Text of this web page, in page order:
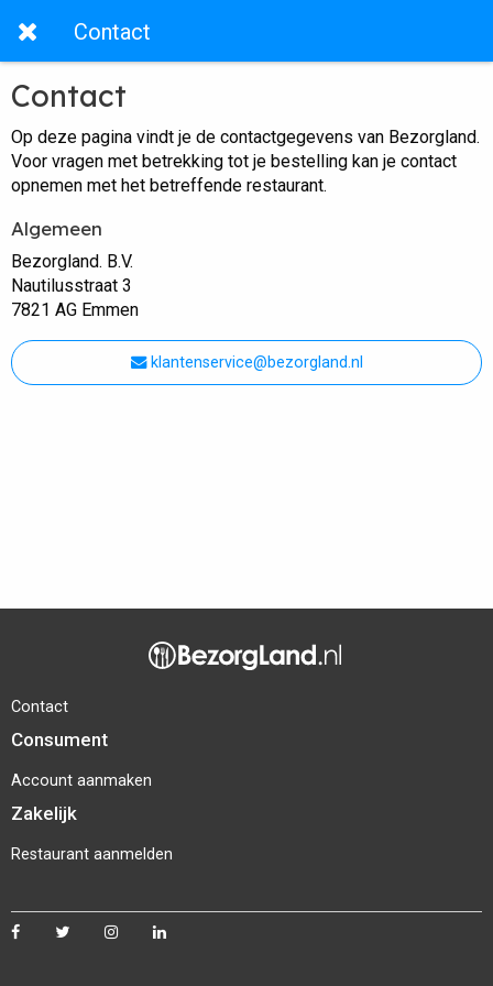
Contact
Contact
Op deze pagina vindt je de contactgegevens van Bezorgland.
Voor vragen met betrekking tot je bestelling kan je contact
opnemen met het betreffende restaurant.
Algemeen
Bezorgland. B.V.
Nautilusstraat 3
7821 AG Emmen
klantenservice@bezorgland.nl
Contact
Consument
Account aanmaken
Zakelijk
Restaurant aanmelden